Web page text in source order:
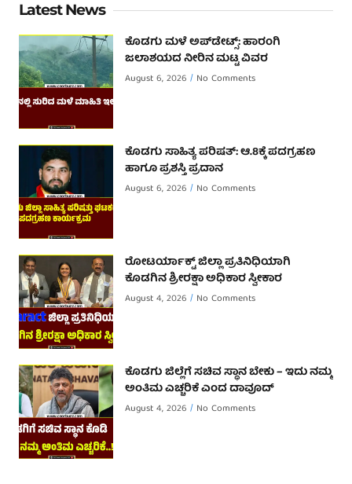
Latest News
ಕೊಡಗು ಮಳೆ ಅಪ್‌ಡೇಟ್ಸ್: ಹಾರಂಗಿ
ಜಲಾಶಯದ ನೀರಿನ ಮಟ್ಟ ವಿವರ
August 6, 2026 No Comments
ಕೊಡಗು ಸಾಹಿತ್ಯ ಪರಿಷತ್: ಆ.8ಕ್ಕೆ ಪದಗ್ರಹಣ
ಹಾಗೂ ಪ್ರಶಸ್ತಿ ಪ್ರದಾನ
August 6, 2026 No Comments
ರೋಟರ್ಯಾಕ್ಟ್ ಜಿಲ್ಲಾ ಪ್ರತಿನಿಧಿಯಾಗಿ
ಕೊಡಗಿನ ಶ್ರೀರಕ್ಷಾ ಅಧಿಕಾರ ಸ್ವೀಕಾರ
August 4, 2026 No Comments
ಕೊಡಗು ಜಿಲ್ಲೆಗೆ ಸಚಿವ ಸ್ಥಾನ ಬೇಕು – ಇದು ನಮ್ಮ
ಅಂತಿಮ ಎಚ್ಚರಿಕೆ ಎಂದ ದಾವೂದ್ ‌
August 4, 2026 No Comments